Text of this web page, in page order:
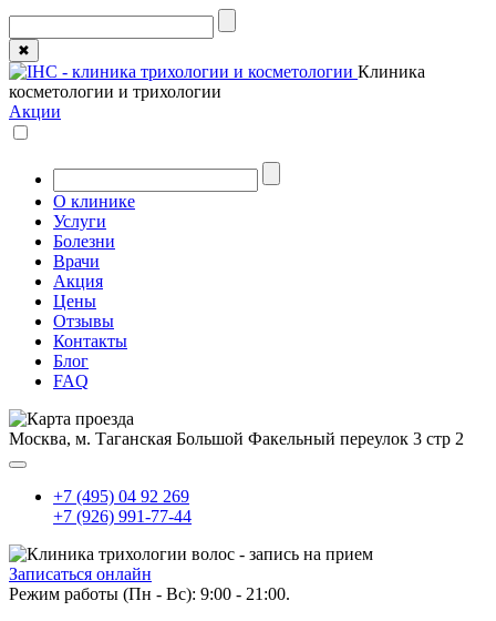
✖
Клиника
косметологии и трихологии
Акции
О клинике
Услуги
Болезни
Врачи
Акция
Цены
Отзывы
Контакты
Блог
FAQ
Москва, м. Таганская Большой Факельный переулок 3 стр 2
+7 (495) 04 92 269
+7 (926) 991-77-44
Записаться онлайн
Режим работы (Пн - Вс): 9:00 - 21:00.